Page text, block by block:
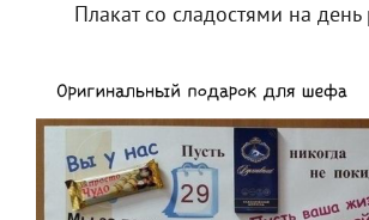
Плакат со сладостями на